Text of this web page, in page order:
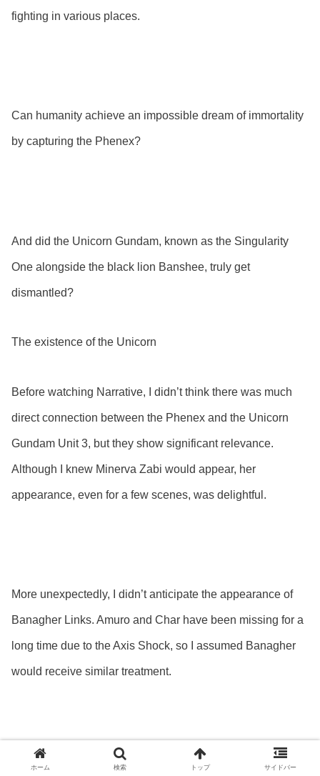
fighting in various places.
Can humanity achieve an impossible dream of immortality
by capturing the Phenex?
And did the Unicorn Gundam, known as the Singularity
One alongside the black lion Banshee, truly get
dismantled?
The existence of the Unicorn
Before watching Narrative, I didn’t think there was much
direct connection between the Phenex and the Unicorn
Gundam Unit 3, but they show significant relevance.
Although I knew Minerva Zabi would appear, her
appearance, even for a few scenes, was delightful.
More unexpectedly, I didn’t anticipate the appearance of
Banagher Links. Amuro and Char have been missing for a
long time due to the Axis Shock, so I assumed Banagher
would receive similar treatment.
However, Banagher continues to fight alongside Mineva
ホーム 検索 トップ サイドバー